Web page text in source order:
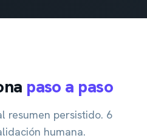
paso a paso
resumen persistido. 6
humana.